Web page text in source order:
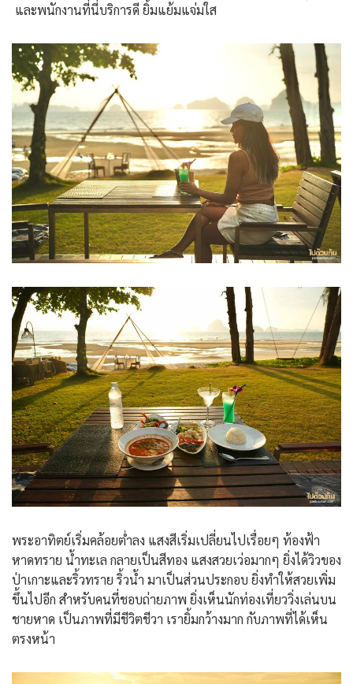
และพนักงานที่นี่บริการดี ยิ้มแย้มแจ่มใส
พระอาทิตย์เริ่มคล้อยต่ำลง แสงสีเริ่มเปลี่ยนไปเรื่อยๆ ท้องฟ้า
หาดทราย น้ำทะเล กลายเป็นสีทอง แสงสวยเว่อมากๆ ยิ่งได้วิวของ
ป่าเกาะและริ้วทราย ริ้วน้ำ มาเป็นส่วนประกอบ ยิ่งทำให้สวยเพิ่ม
ขึ้นไปอีก สำหรับคนที่ชอบถ่ายภาพ ยิ่งเห็นนักท่องเที่ยววิ่งเล่นบน
ชายหาด เป็นภาพที่มีชีวิตชีวา เรายิ้มกว้างมาก กับภาพที่ได้เห็น
ตรงหน้า